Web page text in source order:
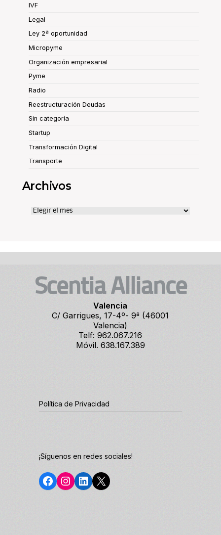
IVF
Legal
Ley 2ª oportunidad
Micropyme
Organización empresarial
Pyme
Radio
Reestructuración Deudas
Sin categoría
Startup
Transformación Digital
Transporte
Archivos
Scentia Alliance
Valencia
C/ Garrigues, 17-4º- 9ª (46001
Valencia)
Telf: 962.067.216
Móvil. 638.167.389
Política de Privacidad
¡Síguenos en redes sociales!
Facebook
Instagram
LinkedIn
X